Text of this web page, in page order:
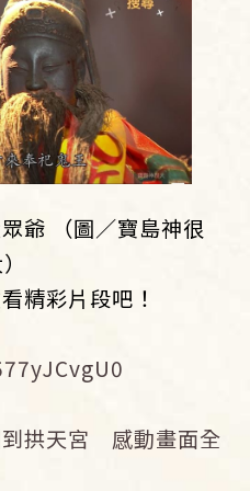
爺 （圖／寶島神很
精彩片段吧！
拱天宮 感動畫面全